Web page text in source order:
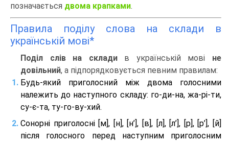
позначається двома крапками.
Правила поділу слова на склади в
українській мові*
Поділ слів на складив українській мові не
довільний, а підпорядковується певним правилам:
Будь-який приголосний між двома голосними
належить до наступного складу: го-ди-на, жа-рі-ти,
су-є-та, ту-го-ву-хий.
Сонорні приголосні [м], [н], [н’], [в], [л], [л’], [р], [р’], [й]
після голосного перед наступним приголосним